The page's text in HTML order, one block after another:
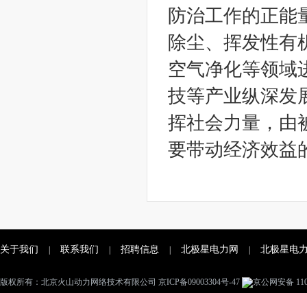
防治工作的正能
除尘、挥发性有
空气净化等领域
技等产业纵深发
挥社会力量，由
要带动经济效益
关于我们 联系我们 招聘信息 北极星电力网 北极星电
版权所有：北京火山动力网络技术有限公司 京ICP备09003304号-47 京公网安备